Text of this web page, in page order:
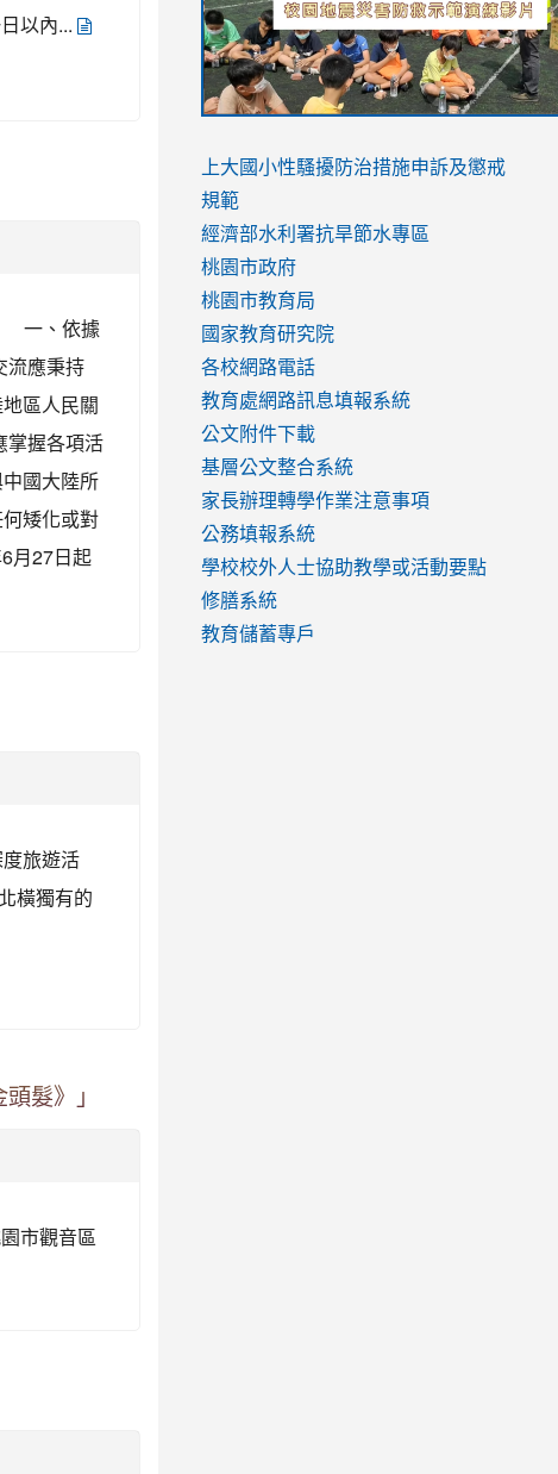
以內...
一、依據
流應秉持
區人民關
掌握各項活
國大陸所
矮化或對
月27日起
旅遊活
橫獨有的
髮》」
市觀音區
to
https://www.youtube.com/watch?
v=hC_gdZndU9s
to
https://www.youtube.com/watch?
v=hC_gdZndU9s
link
to
https://www.youtube.com/watch?
v=mfpNykQ0g4M
上大國小性騷擾防治措施申訴及懲戒
規範
經濟部水利署抗旱節水專區
桃園市政府
桃園市教育局
國家教育研究院
各校網路電話
教育處網路訊息填報系統
公文附件下載
基層公文整合系統
家長辦理轉學作業注意事項
公務填報系統
學校校外人士協助教學或活動要點
修膳系統
教育儲蓄專戶